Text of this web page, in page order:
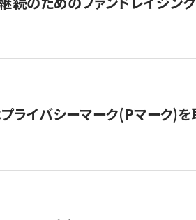
ライバシーマーク(Pマーク)を